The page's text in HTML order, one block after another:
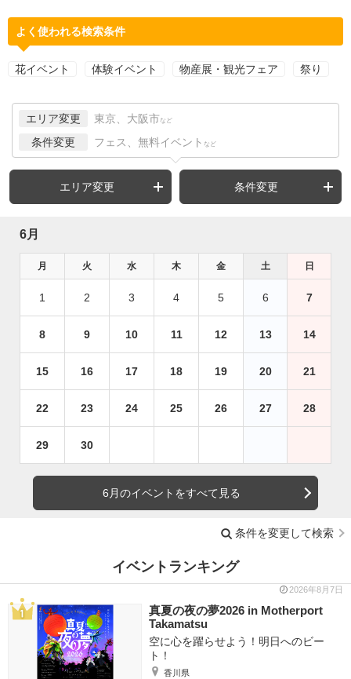
よく使われる検索条件
花イベント 体験イベント 物産展・観光フェア 祭り
エリア変更 東京、大阪市 など
条件変更 フェス、無料イベント など
エリア変更 条件変更
6月
月 火 水 木 金 土 日
1 2 3 4 5 6 7
8 9 10 11 12 13 14
15 16 17 18 19 20 21
22 23 24 25 26 27 28
29 30
6月のイベントをすべて見る
条件を変更して検索
イベントランキング
2026年8月7日
真夏の夜の夢2026 in Motherport
Takamatsu
空に心を躍らせよう！明日へのビー
ト！
香川県